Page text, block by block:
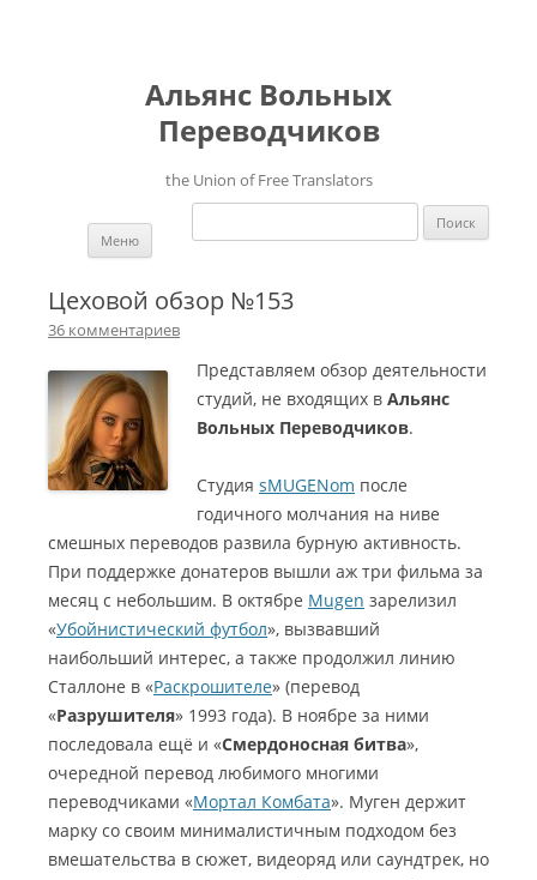
Альянс Вольных
Переводчиков
the Union of Free Translators
Найти:
Меню
Цеховой обзор №153
36 комментариев
Представляем обзор деятельности
студий, не входящих в Альянс
Вольных Переводчиков.
Студия sMUGENom после
годичного молчания на ниве
смешных переводов развила бурную активность.
При поддержке донатеров вышли аж три фильма за
месяц с небольшим. В октябре Mugen зарелизил
«Убойнистический футбол», вызвавший
наибольший интерес, а также продолжил линию
Сталлоне в «Раскрошителе» (перевод
«Разрушителя» 1993 года). В ноябре за ними
последовала ещё и «Смердоносная битва»,
очередной перевод любимого многими
переводчиками «Мортал Комбата». Муген держит
марку со своим минималистичным подходом без
вмешательства в сюжет, видеоряд или саундтрек, но